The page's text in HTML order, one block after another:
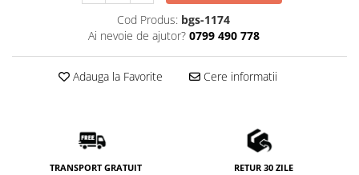
Cod Produs: bgs-1174
Ai nevoie de ajutor? 0799 490 778
Adauga la Favorite Cere informatii
TRANSPORT GRATUIT RETUR 30 ZILE